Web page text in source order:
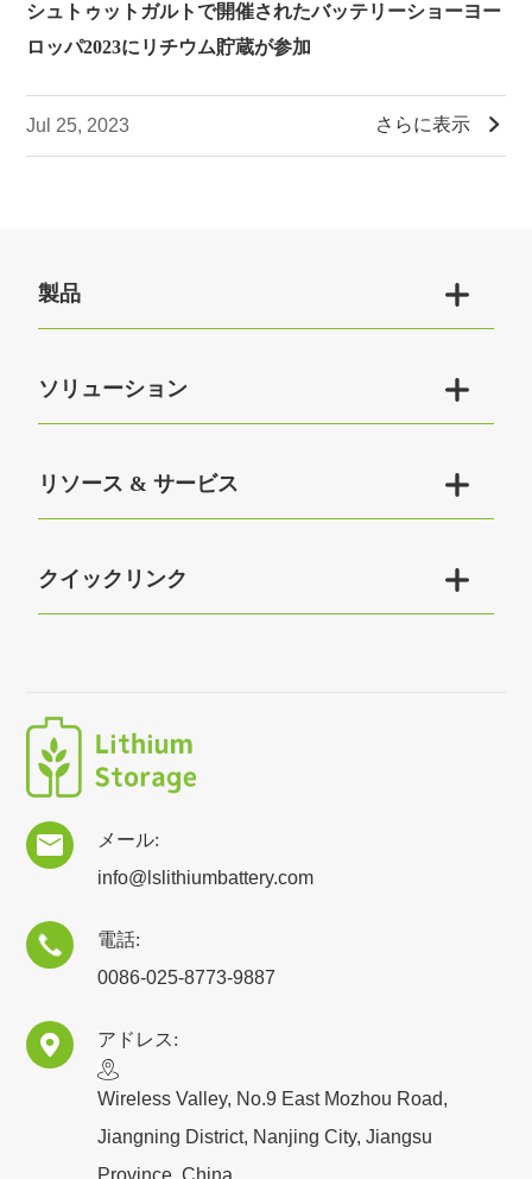
シュトゥットガルトで開催されたバッテリーショーヨー
ロッパ2023にリチウム貯蔵が参加
Jul 25, 2023 さらに表示 
製品 
ソリューション 
リソース & サービス 
クイックリンク 

メール:
info@lslithiumbattery.com

電話:
0086-025-8773-9887
 アドレス:
​Wireless Valley, No.9 East Mozhou Road,
Jiangning District, Nanjing City, Jiangsu
Province, China